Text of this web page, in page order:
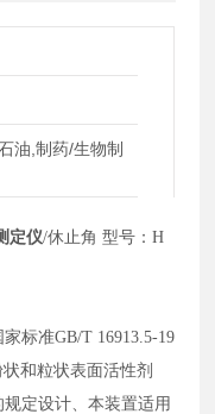
油,制药/生物制
定仪/休止角 型号：H
家标准GB/T 16913.5-19
和粒状表面活性剂
定设计、本装置适用